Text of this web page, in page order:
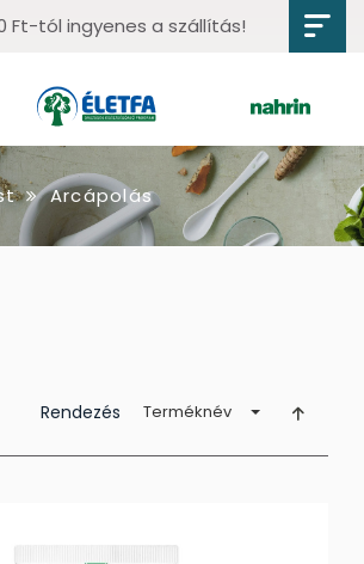
Ft-tól ingyenes a szállítás!
Arcápolás
Rendezés Terméknév